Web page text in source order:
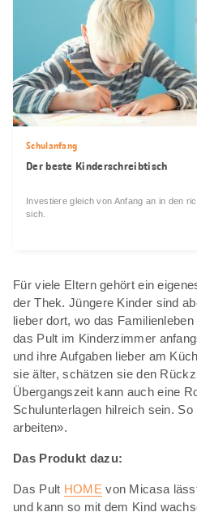
Schulanfang
Der beste Kinderschreibtisch
Investiere gleich von Anfang an in den
sich.
Für viele Eltern gehört ein
der Thek. Jüngere Kinder sind
lieber dort, wo das
das Pult im Kinderzimmer
und ihre Aufgaben lieber am
sie älter, schätzen sie den
Übergangszeit kann auch eine
Schulunterlagen hilreich sein.
arbeiten».
Das Produkt dazu:
Das Pult HOME von Micasa
und kann so mit dem Kind